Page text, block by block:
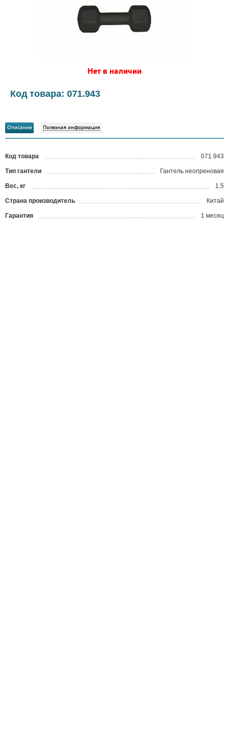
Нет в наличии
Код товара: 071.943
Описание Полезная информация
Код товара 071.943
Тип гантели Гантель неопреновая
Вес, кг 1,5
Страна производитель Китай
Гарантия 1 месяц